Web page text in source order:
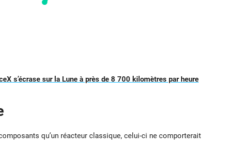
s’écrase sur la Lune à près de 8 700 kilomètres par heure
qu’un réacteur classique, celui-ci ne comporterait